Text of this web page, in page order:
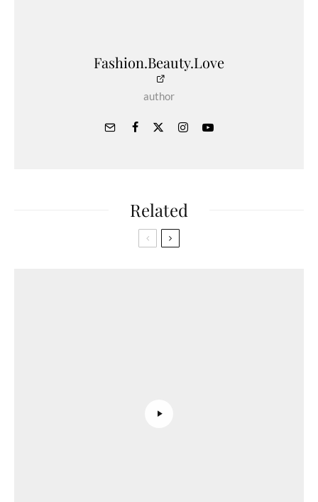
Fashion.Beauty.Love
author
Related